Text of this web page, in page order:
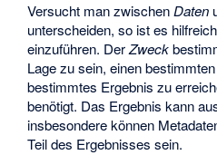
Versucht man zwischenDaten
unterscheiden, so ist es
einzuführen. DerZweck
Lage zu sein, einen
bestimmtes Ergebnis zu
benötigt. Das Ergebnis kann
insbesondere können
Teil des Ergebnisses sein.